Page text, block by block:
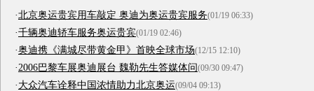
·北京奥运贵宾用车敲定 奥迪为奥运贵宾服务(01/19 06:33)
·千辆奥迪轿车服务奥运贵宾(01/19 02:46)
·奥迪携《满城尽带黄金甲》首映全球市场(12/15 12:10)
·2006巴黎车展奥迪展台 魏勒先生答媒体问(09/30 09:47)
·大众汽车诠释中国浓情助力北京奥运(09/04 09:13)